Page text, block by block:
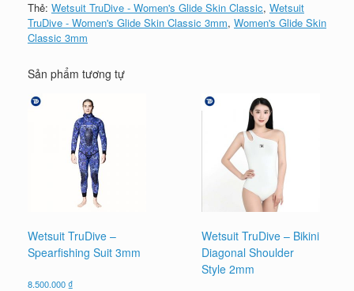
Skin
Classic
3mm
lượng
Thẻ: Wetsuit TruDive - Women's Glide Skin Classic, Wetsuit
TruDive - Women's Glide Skin Classic 3mm, Women's Glide Skin
Classic 3mm
Sản phẩm tương tự
Wetsuit TruDive –
Spearfishing Suit 3mm
8.500.000₫
Wetsuit TruDive – Bikini
Diagonal Shoulder
Style 2mm